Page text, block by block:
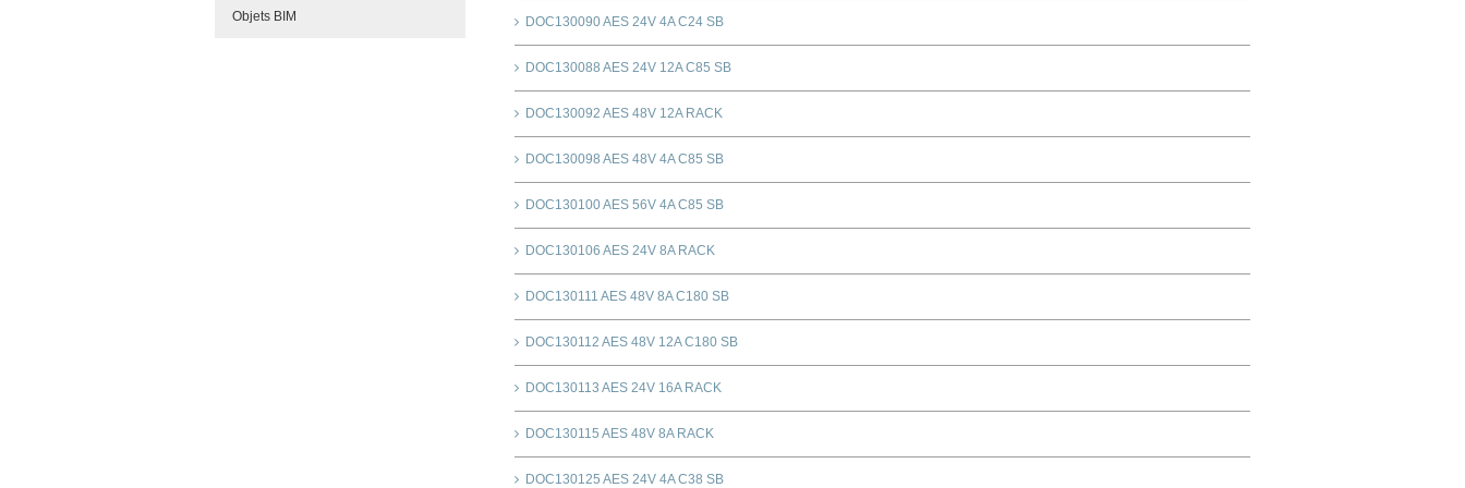
Objets BIM DOC130090 AES 24V 4A C24 SB
DOC130088 AES 24V 12A C85 SB
DOC130092 AES 48V 12A RACK
DOC130098 AES 48V 4A C85 SB
DOC130100 AES 56V 4A C85 SB
DOC130106 AES 24V 8A RACK
DOC130111 AES 48V 8A C180 SB
DOC130112 AES 48V 12A C180 SB
DOC130113 AES 24V 16A RACK
DOC130115 AES 48V 8A RACK
DOC130125 AES 24V 4A C38 SB